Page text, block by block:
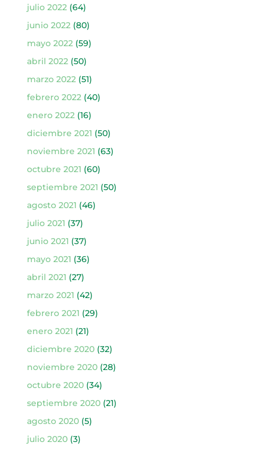
julio 2022(64)
junio 2022(80)
mayo 2022(59)
abril 2022(50)
marzo 2022(51)
febrero 2022(40)
enero 2022(16)
diciembre 2021 (50)
noviembre 2021 (63)
octubre 2021 (60)
septiembre 2021 (50)
agosto 2021 (46)
julio 2021 (37)
junio 2021 (37)
mayo 2021 (36)
abril 2021 (27)
marzo 2021 (42)
febrero 2021 (29)
enero 2021 (21)
diciembre 2020(32)
noviembre 2020(28)
octubre 2020(34)
septiembre 2020(21)
agosto 2020(5)
julio 2020(3)